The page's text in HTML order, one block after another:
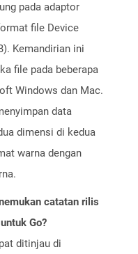
pada adaptor
file Device
Kemandirian ini
file pada beberapa
Windows dan Mac.
data
dimensi di kedua
warna dengan
catatan rilis
Go?
ditinjau di